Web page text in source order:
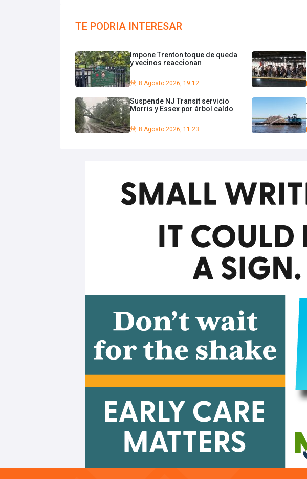
TE PODRIA INTERESAR
Impone Trenton toque de queda
y vecinos reaccionan
8 Agosto 2026, 19:12
Suspende NJ Transit servicio
Morris y Essex por árbol caído
8 Agosto 2026, 11:23